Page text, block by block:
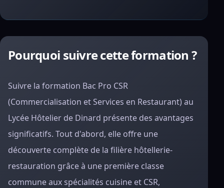
Pourquoi suivre cette formation ?
Suivre la formation Bac Pro CSR
(Commercialisation et Services en Restaurant) au
Lycée Hôtelier de Dinard présente des avantages
significatifs. Tout d'abord, elle offre une
découverte complète de la filière hôtellerie-
restauration grâce à une première classe
commune aux spécialités cuisine et CSR,